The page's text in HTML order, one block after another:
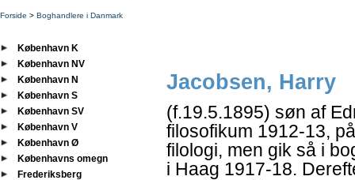
Forside > Boghandlere i Danmark
København K
København NV
København N
København S
København SV
København V
København Ø
Københavns omegn
Frederiksberg
Jacobsen, Harry
(f.19.5.1895) søn af
filosofikum 1912-13,
filologi, men gik så i
i Haag 1917-18.